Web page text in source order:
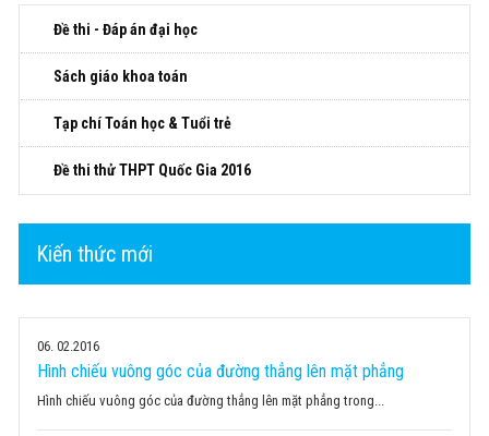
Đề thi - Đáp án đại học
Sách giáo khoa toán
Tạp chí Toán học & Tuổi trẻ
Đề thi thử THPT Quốc Gia 2016
Kiến thức mới
06 02.2016
Hình chiếu vuông góc của đường thẳng lên mặt phẳng
Hình chiếu vuông góc của đường thẳng lên mặt phẳng trong...